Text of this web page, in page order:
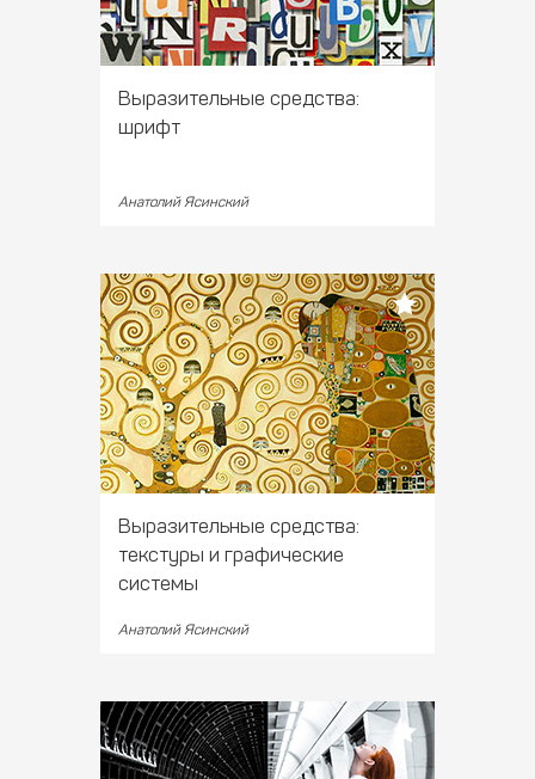
Выразительные средства:
шрифт
Анатолий Ясинский
Выразительные средства:
текстуры и графические
системы
Анатолий Ясинский